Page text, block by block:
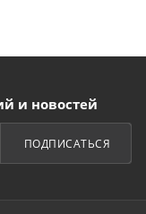
и новостей
ПОДПИСАТЬСЯ